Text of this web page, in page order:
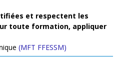
et respectent les
toute formation, appliquer
(MFT FFESSM)